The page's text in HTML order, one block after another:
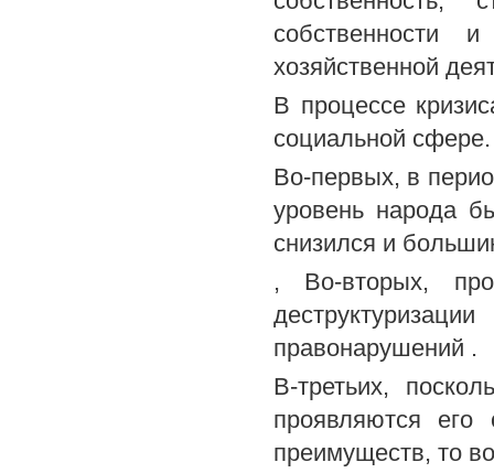
собственности
хозяйственной
В процессе
социальной сфере.
Во-первых, в
уровень народа
снизился и
, Во-вторых,
правонарушений .
В-третьих,
проявляются его
преимуществ, то